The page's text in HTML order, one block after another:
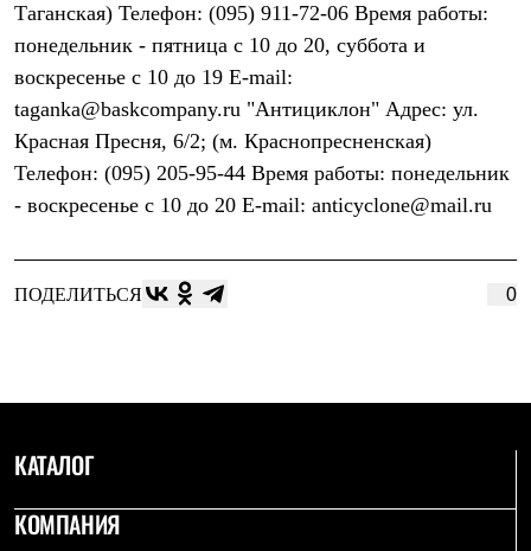
Брюки
Штормовая одежда
Софтшелл одежда
Куртки
Брюки
Лёгкая одежда
Рубашки
Футболки
Теплое термобелье
Брюки
Комбинезоны
Брюки
Утепленная синтетикой
Таганская) Телефон: (095) 911-72-06 Время работы:
понедельник - пятница с 10 до 20, суббота и
воскресенье с 10 до 19 E-mail:
taganka@baskcompany.ru "Антициклон" Адрес: ул.
Красная Пресня, 6/2; (м. Краснопресненская)
Телефон: (095) 205-95-44 Время работы: понедельник
- воскресенье с 10 до 20 E-mail: anticyclone@mail.ru
ПОДЕЛИТЬСЯ 0
КАТАЛОГ
КОМПАНИЯ